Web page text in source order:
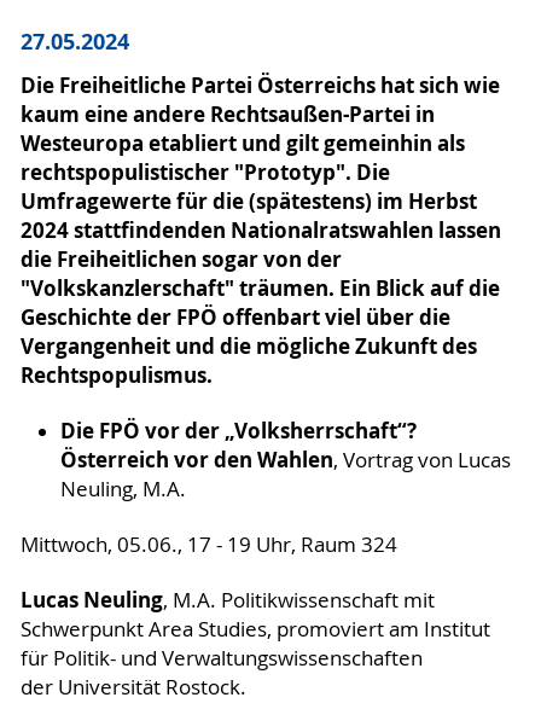
27.05.2024
Die Freiheitliche Partei Österreichs hat sich wie
kaum eine andere Rechtsaußen-Partei in
Westeuropa etabliert und gilt gemeinhin als
rechtspopulistischer "Prototyp". Die
Umfragewerte für die (spätestens) im Herbst
2024 stattfindenden Nationalratswahlen lassen
die Freiheitlichen sogar von der
"Volkskanzlerschaft" träumen. Ein Blick auf die
Geschichte der FPÖ offenbart viel über die
Vergangenheit und die mögliche Zukunft des
Rechtspopulismus.
Die FPÖ vor der „Volksherrschaft“?
Österreich vor den Wahlen, Vortrag von Lucas
Neuling, M.A.
Mittwoch, 05.06., 17 - 19 Uhr, Raum 324
Lucas Neuling, M.A. Politikwissenschaft mit
Schwerpunkt Area Studies, promoviert am Institut
für Politik- und Verwaltungswissenschaften
der Universität Rostock.